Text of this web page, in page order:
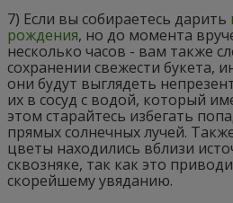
7) Если вы собираетесь дарить
рождения, но до момента
несколько часов - вам также
сохранении свежести букета,
они будут выглядеть
их в сосуд с водой, который
этом старайтесь избегать
прямых солнечных лучей.
цветы находились вблизи
сквозняке, так как это
скорейшему увяданию.